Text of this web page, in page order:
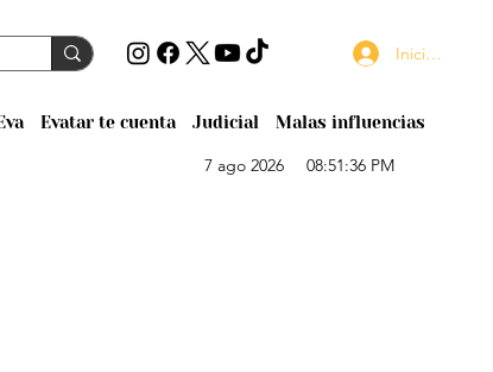
Evatar te cuenta Judicial Malas influencias
Iniciar sesión
7 ago 2026 08:51:36 PM